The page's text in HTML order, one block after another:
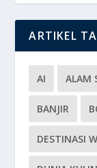
ARTIKEL
AI ALAM
BANJIR
DESTINASI